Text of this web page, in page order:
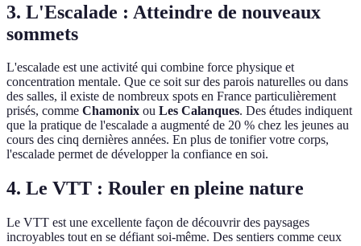
3. L'Escalade : Atteindre de nouveaux
sommets
L'escalade est une activité qui combine force physique et
concentration mentale. Que ce soit sur des parois naturelles ou dans
des salles, il existe de nombreux spots en France particulièrement
prisés, comme Chamonix ou Les Calanques. Des études indiquent
que la pratique de l'escalade a augmenté de 20 % chez les jeunes au
cours des cinq dernières années. En plus de tonifier votre corps,
l'escalade permet de développer la confiance en soi.
4. Le VTT : Rouler en pleine nature
Le VTT est une excellente façon de découvrir des paysages
incroyables tout en se défiant soi-même. Des sentiers comme ceux